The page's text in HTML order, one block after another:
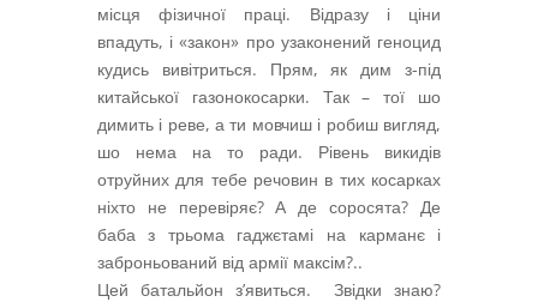
місця фізичної праці. Відразу і ціни
впадуть, і «закон» про узаконений геноцид
кудись вивітриться. Прям, як дим з-під
китайської газонокосарки. Так – тої шо
димить і реве, а ти мовчиш і робиш вигляд,
шо нема на то ради. Рівень викидів
отруйних для тебе речовин в тих косарках
ніхто не перевіряє? А де соросята? Де
баба з трьома гаджєтамі на карманє і
заброньований від армії максім?..
Цей батальйон з’явиться. Звідки знаю?